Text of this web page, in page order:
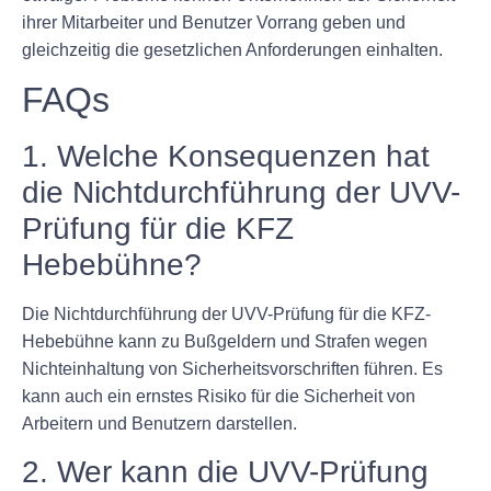
ihrer Mitarbeiter und Benutzer Vorrang geben und
gleichzeitig die gesetzlichen Anforderungen einhalten.
FAQs
1. Welche Konsequenzen hat
die Nichtdurchführung der UVV-
Prüfung für die KFZ
Hebebühne?
Die Nichtdurchführung der UVV-Prüfung für die KFZ-
Hebebühne kann zu Bußgeldern und Strafen wegen
Nichteinhaltung von Sicherheitsvorschriften führen. Es
kann auch ein ernstes Risiko für die Sicherheit von
Arbeitern und Benutzern darstellen.
2. Wer kann die UVV-Prüfung